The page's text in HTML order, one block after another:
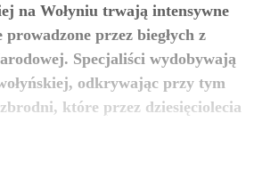
na Wołyniu trwają intensywne
przez biegłych z
Specjaliści wydobywają
odkrywając przy tym
które przez dziesięciolecia
zobacz więcej